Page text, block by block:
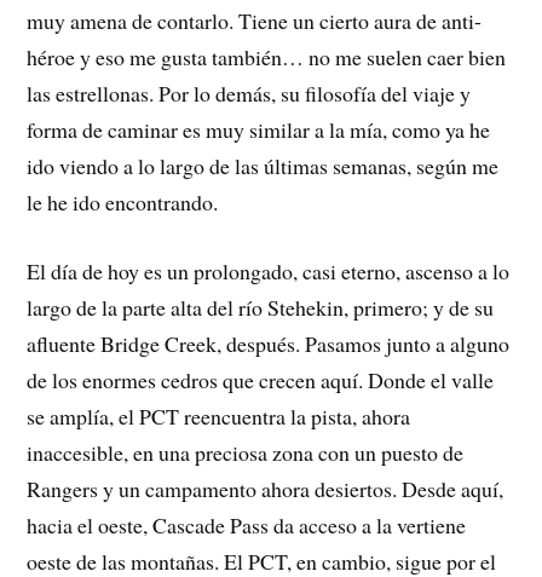
muy amena de contarlo. Tiene un cierto aura de anti-
héroe y eso me gusta también… no me suelen caer bien
las estrellonas. Por lo demás, su filosofía del viaje y
forma de caminar es muy similar a la mía, como ya he
ido viendo a lo largo de las últimas semanas, según me
le he ido encontrando.
El día de hoy es un prolongado, casi eterno, ascenso a lo
largo de la parte alta del río Stehekin, primero; y de su
afluente Bridge Creek, después. Pasamos junto a alguno
de los enormes cedros que crecen aquí. Donde el valle
se amplía, el PCT reencuentra la pista, ahora
inaccesible, en una preciosa zona con un puesto de
Rangers y un campamento ahora desiertos. Desde aquí,
hacia el oeste, Cascade Pass da acceso a la vertiene
oeste de las montañas. El PCT, en cambio, sigue por el